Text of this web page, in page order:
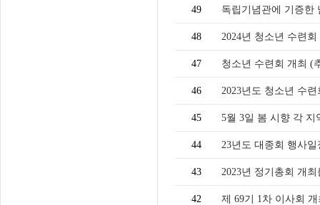
49 독립기념관에 기증한
48 2024년 청소년 수련
47 청소년 수련회 개최 (
46 2023년도 청소년 수
45 5월 3일 봄 시향 각 지
44 23년도 대종회 행사
43 2023년 정기총회 개
42 제 69기 1차 이사회 개